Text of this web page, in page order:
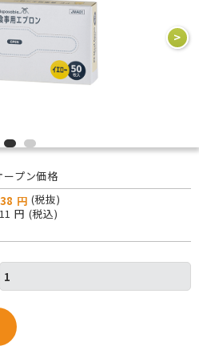
>
ープン価格
円 (税抜)
円 (税込)